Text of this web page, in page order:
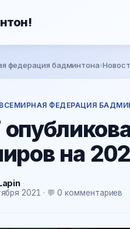
федерация бадминтона›
ВСЕМИРНАЯ ФЕДЕРАЦИЯ
на
2021 · 💬 0 комментариев